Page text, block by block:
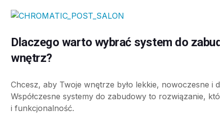
Dlaczego warto wybrać system do
wnętrz?
Chcesz, aby Twoje wnętrze było lekkie, nowoczesne i
Współczesne systemy do zabudowy to rozwiązanie,
i funkcjonalność.